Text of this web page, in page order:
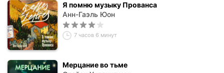
Я помню музыку Прованса
Анн-Гаэль Юон
7 часов 6 минут
Мерцание во тьме